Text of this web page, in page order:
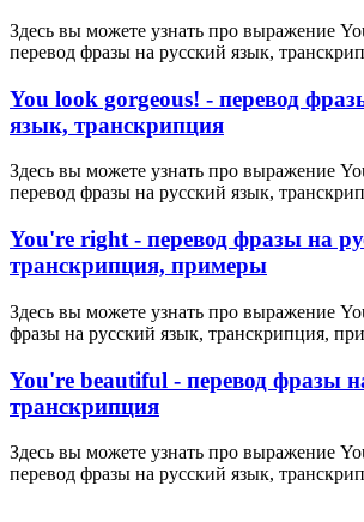
Здесь вы можете узнать про выражение
перевод фразы на русский язык,
You look gorgeous! - перевод
язык, транскрипция
Здесь вы можете узнать про выражение
перевод фразы на русский язык,
You're right - перевод фразы на
транскрипция, примеры
Здесь вы можете узнать про выражение
фразы на русский язык, транскрипция,
You're beautiful - перевод фразы
транскрипция
Здесь вы можете узнать про выражение
перевод фразы на русский язык,